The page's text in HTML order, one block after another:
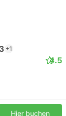
+1
4.5
Hier buchen